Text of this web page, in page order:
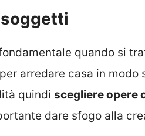
quando si
arredare casa in
quindi scegliere opere
dare sfogo alla